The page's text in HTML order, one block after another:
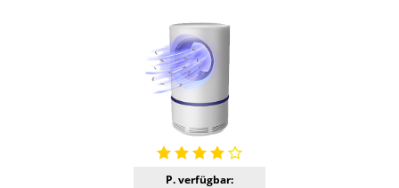
P. verfügbar: